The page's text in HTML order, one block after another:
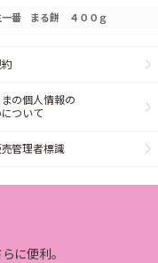
一番 まる餅 ４００ｇ
の個人情報の
ついて
管理者標識
に便利。